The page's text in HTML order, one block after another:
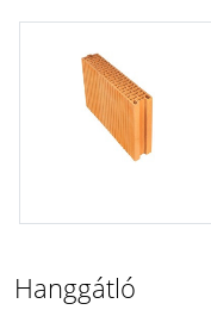
Hanggátló